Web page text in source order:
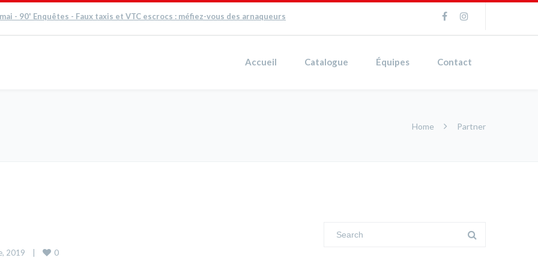
- 90' Enquêtes - Faux taxis et VTC escrocs : méfiez-vous des arnaqueurs
Accueil Catalogue Équipes Contact
Home Partner
2019 0